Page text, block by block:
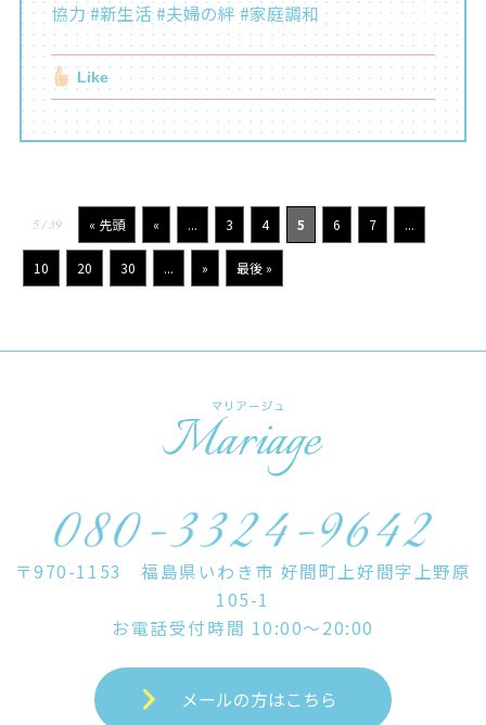
協力 #新生活 #夫婦の絆 #家庭調和
Like
5 / 39 « 先頭 « ... 3 4 5 6 7 ...
10 20 30 ... » 最後 »
〒970-1153 福島県いわき市 好間町上好間字上野原
105-1
お電話受付時間 10:00～20:00
メールの方はこちら